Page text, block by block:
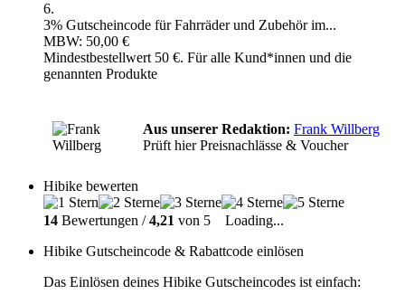
6.
3% Gutscheincode für Fahrräder und Zubehör im...
MBW: 50,00 €
Mindestbestellwert 50 €. Für alle Kund*innen und die
genannten Produkte
Aus unserer Redaktion: Frank Willberg
Prüft hier Preisnachlässe & Voucher
Hibike bewerten
14 Bewertungen /4,21 von 5
Loading...
Hibike Gutscheincode & Rabattcode einlösen
Das Einlösen deines Hibike Gutscheincodes ist einfach: